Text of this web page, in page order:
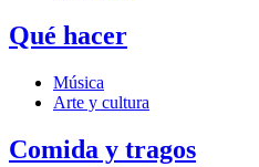
Qué hacer
Música
Arte y cultura
Comida y tragos